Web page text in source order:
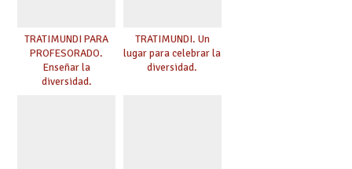
TRATIMUNDI PARA
PROFESORADO.
Enseñar la
diversidad.
TRATIMUNDI. Un
lugar para celebrar la
diversidad.